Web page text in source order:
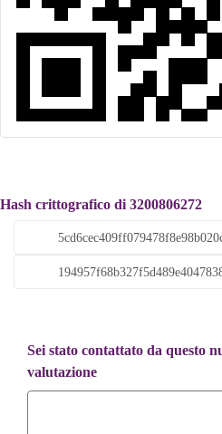
Hash crittografico di 3200806272
Sei stato contattato da questo
valutazione